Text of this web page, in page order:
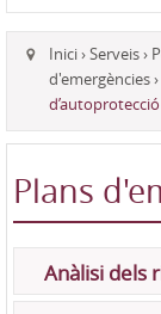
Inici›Serveis›
d'emergències›
Plans
Anàlisi dels